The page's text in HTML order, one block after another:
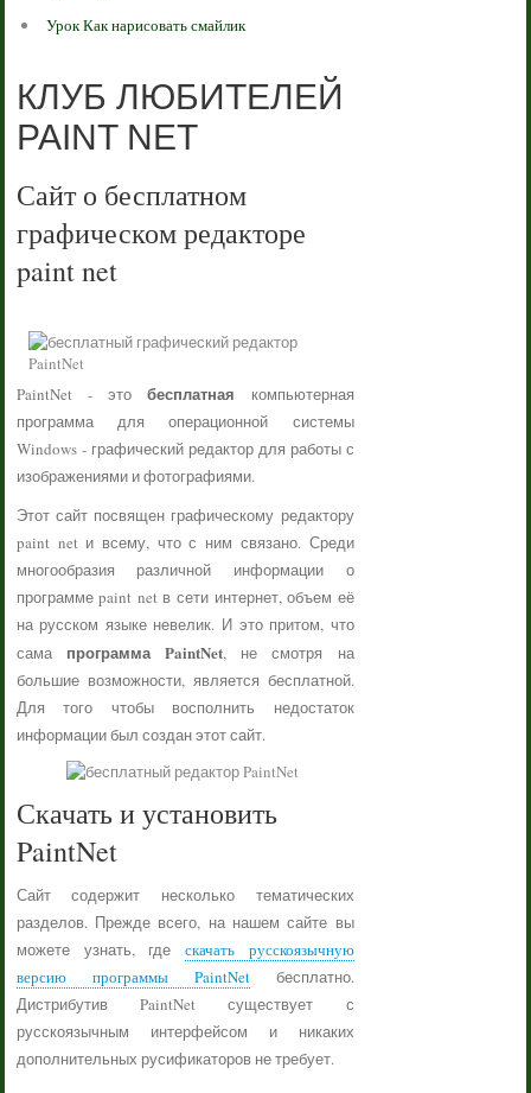
Урок Как нарисовать смайлик
КЛУБ ЛЮБИТЕЛЕЙ
PAINT NET
Сайт о бесплатном
графическом редакторе
paint net
PaintNet - этобесплатная компьютерная
программа для операционной системы
Windows - графический редактор для работы с
изображениями и фотографиями.
Этот сайт посвящен графическому редактору
paint net и всему, что с ним связано. Среди
многообразия различной информации о
программе paint net в сети интернет, объем её
на русском языке невелик. И это притом, что
сама программа PaintNet, не смотря на
большие возможности, является бесплатной.
Для того чтобы восполнить недостаток
информации был создан этот сайт.
Скачать и установить
PaintNet
Сайт содержит несколько тематических
разделов. Прежде всего, на нашем сайте вы
можете узнать, где скачать русскоязычную
версию программы PaintNetбесплатно.
Дистрибутив PaintNet существует с
русскоязычным интерфейсом и никаких
дополнительных русификаторов не требует.